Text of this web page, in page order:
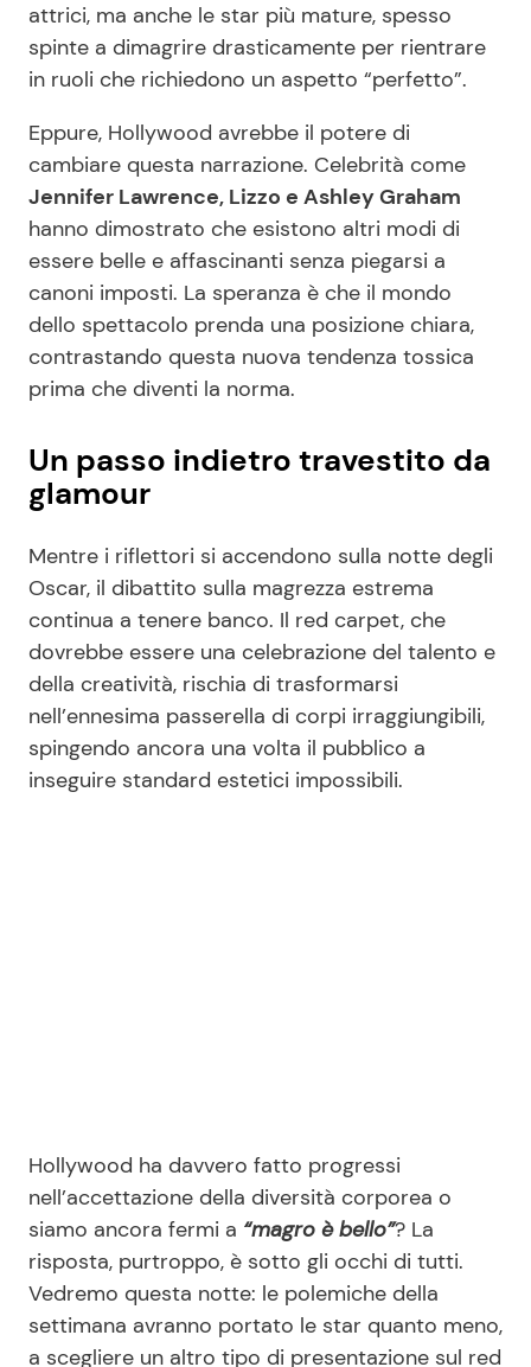
attrici, ma anche le star più mature, spesso
spinte a dimagrire drasticamente per rientrare
in ruoli che richiedono un aspetto “perfetto”.
Eppure, Hollywood avrebbe il potere di
cambiare questa narrazione. Celebrità come
Jennifer Lawrence, Lizzo e Ashley Graham
hanno dimostrato che esistono altri modi di
essere belle e affascinanti senza piegarsi a
canoni imposti. La speranza è che il mondo
dello spettacolo prenda una posizione chiara,
contrastando questa nuova tendenza tossica
prima che diventi la norma.
Un passo indietro travestito da
glamour
Mentre i riflettori si accendono sulla notte degli
Oscar, il dibattito sulla magrezza estrema
continua a tenere banco. Il red carpet, che
dovrebbe essere una celebrazione del talento e
della creatività, rischia di trasformarsi
nell’ennesima passerella di corpi irraggiungibili,
spingendo ancora una volta il pubblico a
inseguire standard estetici impossibili.
Hollywood ha davvero fatto progressi
nell’accettazione della diversità corporea o
siamo ancora fermi a “magro è bello”? La
risposta, purtroppo, è sotto gli occhi di tutti.
Vedremo questa notte: le polemiche della
settimana avranno portato le star quanto meno,
a scegliere un altro tipo di presentazione sul red